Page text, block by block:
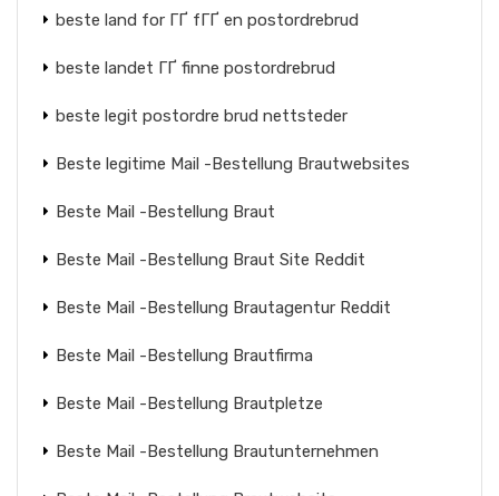
beste land for ГҐ fГҐ en postordrebrud
beste landet ГҐ finne postordrebrud
beste legit postordre brud nettsteder
Beste legitime Mail -Bestellung Brautwebsites
Beste Mail -Bestellung Braut
Beste Mail -Bestellung Braut Site Reddit
Beste Mail -Bestellung Brautagentur Reddit
Beste Mail -Bestellung Brautfirma
Beste Mail -Bestellung Brautpletze
Beste Mail -Bestellung Brautunternehmen